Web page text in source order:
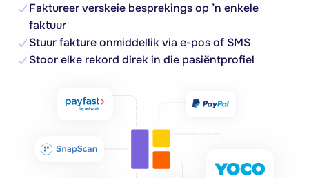
Faktureer verskeie besprekings op ’n enkele
faktuur
Stuur fakture onmiddellik via e-pos of SMS
Stoor elke rekord direk in die pasiëntprofiel